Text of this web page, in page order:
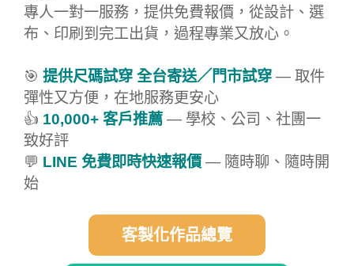
專人一對一服務，提供免費報價，從設計、選
布、印刷到完工出貨，過程專業又放心。
🎯 提供尺碼試穿 全台寄送／門市試穿 — 取件
彈性又方便，在地服務更安心
👍 10,000+ 客戶推薦 — 學校、公司、社團一
致好評
💬 LINE 免費即時快速報價 — 隨時聊、隨時開
始
客製化作品總覽